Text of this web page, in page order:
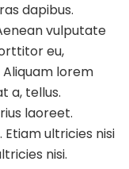
dapibus.
vulputate
eu,
lorem
a, tellus.
laoreet.
ultricies nisi
nisi.